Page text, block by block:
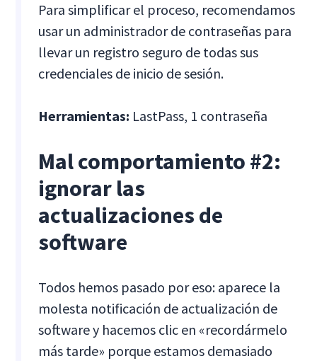
Para simplificar el proceso, recomendamos
usar un administrador de contraseñas para
llevar un registro seguro de todas sus
credenciales de inicio de sesión.
Herramientas: LastPass, 1 contraseña
Mal comportamiento #2:
ignorar las
actualizaciones de
software
Todos hemos pasado por eso: aparece la
molesta notificación de actualización de
software y hacemos clic en «recordármelo
más tarde» porque estamos demasiado